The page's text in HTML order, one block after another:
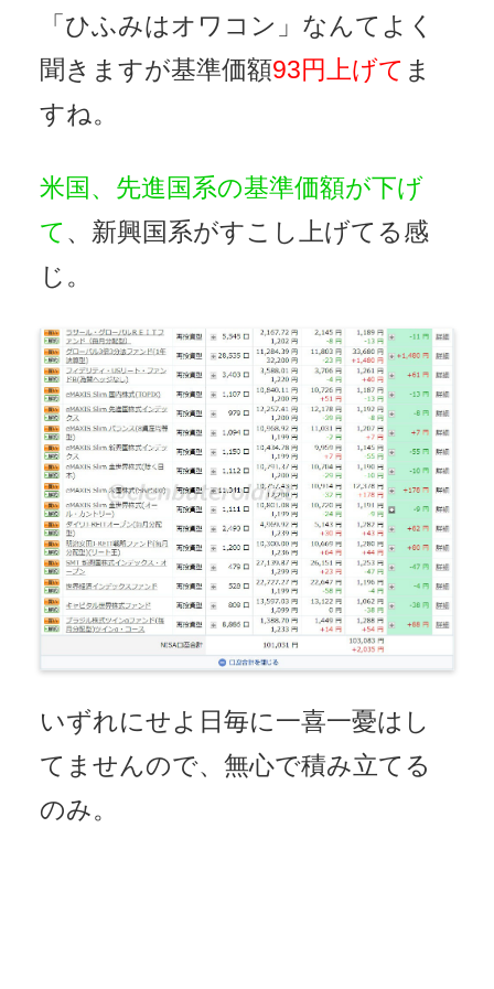
「ひふみはオワコン」なんてよく
聞きますが基準価額93円上げて ま
すね。
米国、先進国系の基準価額が下げ
て 、新興国系がすこし上げてる感
じ。
いずれにせよ日毎に一喜一憂はし
てませんので、無心で積み立てる
のみ。